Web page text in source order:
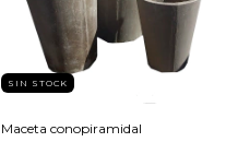
SIN STOCK
Maceta conopiramidal